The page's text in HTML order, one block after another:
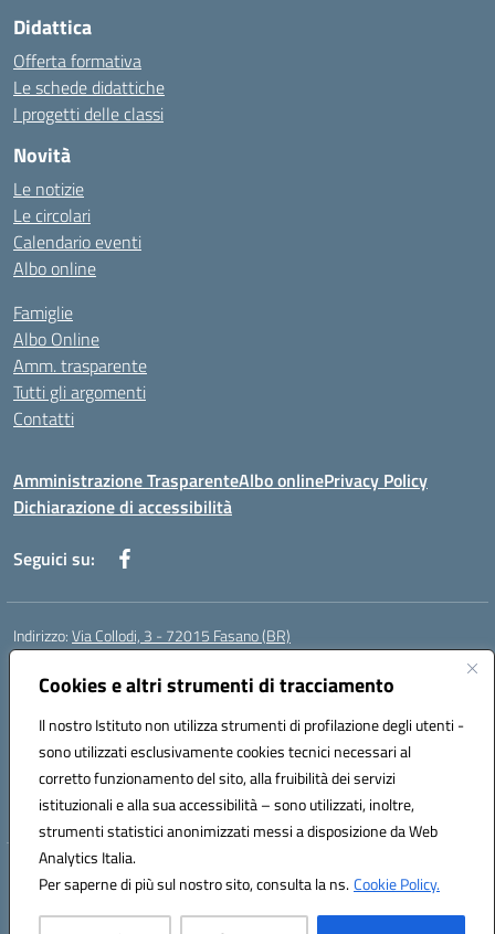
Cookies e altri strumenti di tracciamento
Il nostro Istituto non utilizza strumenti di profilazione degli utenti -
sono utilizzati esclusivamente cookies tecnici necessari al
corretto funzionamento del sito, alla fruibilità dei servizi
istituzionali e alla sua accessibilità – sono utilizzati, inoltre,
strumenti statistici anonimizzati messi a disposizione da Web
Analytics Italia.
Per saperne di più sul nostro sito, consulta la ns.Cookie Policy.
Didattica
Offerta formativa
Le schede didattiche
I progetti delle classi
Novità
Le notizie
Le circolari
Calendario eventi
Albo online
Famiglie
Albo Online
Amm. trasparente
Tutti gli argomenti
Contatti
Amministrazione TrasparenteAlbo onlinePrivacy Policy
Dichiarazione di accessibilità
Seguici su:
Indirizzo:Via Collodi, 3 - 72015 Fasano (BR)
Centralino:
Posta elettronica certificata (PEC):bric839004@pec.istruzione.it
Codice fiscale: 90059320748
Codice meccanografico:BRIC839004
Codice Indice delle Pubbliche Amministrazioni (IPA): istsc_bree02200r
Codice unico di fatturazione (CUF): MIL3BD
Hosting & Powered by 3D Solution S.r.l.
Concept & Design by Designers Italia